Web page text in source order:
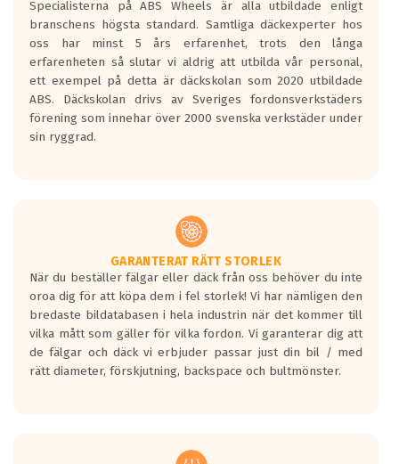
längsta.
Inga D eller G betyg delas ut för
personbilar och lätta lastbilar.
Betyget sätts efter ett test där däcken
skall bromsa in på en väg där det ligger
0.5-1.5 mm vatten.
I 80km/h kommer skillnaden på
Vid körning i över 50km/h brukar
rullmotståndets ljud överträffa
motorljudet.
På däckmärkningen kommer det finnas
en symbol av ett däck med vågar. Hög
bullernivå markeras med svarta vågor
medans de vita vågorna påvisar om det är
ett tyst däck.
regelverket som introduceras år 2016.
Specialisterna på ABS Wheels är alla utbildade enligt
branschens högsta standard. Samtliga däckexperter hos
oss har minst 5 års erfarenhet, trots den långa
erfarenheten så slutar vi aldrig att utbilda vår personal,
ett exempel på detta är däckskolan som 2020 utbildade
ABS. Däckskolan drivs av Sveriges fordonsverkstäders
förening som innehar över 2000 svenska verkstäder under
sin ryggrad.
GARANTERAT RÄTT STORLEK
När du beställer fälgar eller däck från oss behöver du inte
oroa dig för att köpa dem i fel storlek! Vi har nämligen den
bredaste bildatabasen i hela industrin när det kommer till
vilka mått som gäller för vilka fordon. Vi garanterar dig att
de fälgar och däck vi erbjuder passar just din bil / med
rätt diameter, förskjutning, backspace och bultmönster.